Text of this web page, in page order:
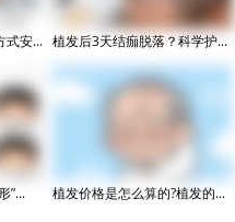
式安... 植发后3天结痂脱落？科学护...
”... 植发价格是怎么算的?植发的...